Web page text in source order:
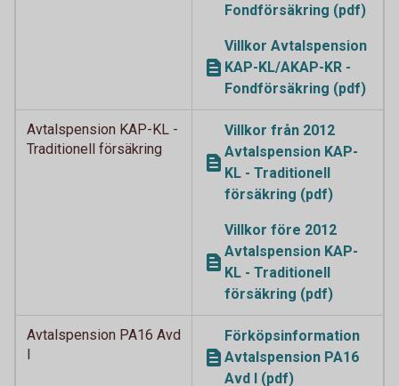
Fondförsäkring (pdf)
Villkor Avtalspension
KAP-KL/AKAP-KR -
Fondförsäkring (pdf)
Avtalspension KAP-KL -
Traditionell försäkring
Villkor från 2012
Avtalspension KAP-
KL - Traditionell
försäkring (pdf)
Villkor före 2012
Avtalspension KAP-
KL - Traditionell
försäkring (pdf)
Avtalspension PA16 Avd
I
Förköpsinformation
Avtalspension PA16
Avd I (pdf)